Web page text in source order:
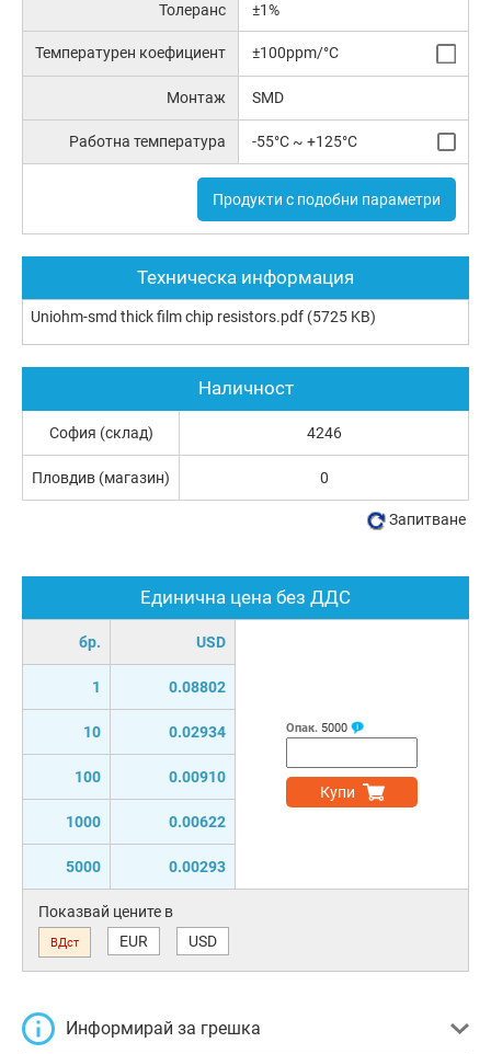
Толеранс ±1%
Температурен коефициент ±100ppm/°C
Монтаж SMD
Работна температура -55°C ~ +125°C
Продукти с подобни параметри
Техническа информация
Uniohm-smd thick film chip resistors.pdf (5725 KB)
Единична цена без ДДС
бр. USD
1 0.08802
10 0.02934
100 0.00910
1000 0.00622
5000 0.00293
Опак. 5000
Купи
Показвай цените в
ВДст EUR USD
Информирай за грешка
Наличност
София (склад) 4246
Пловдив (магазин) 0
Запитване